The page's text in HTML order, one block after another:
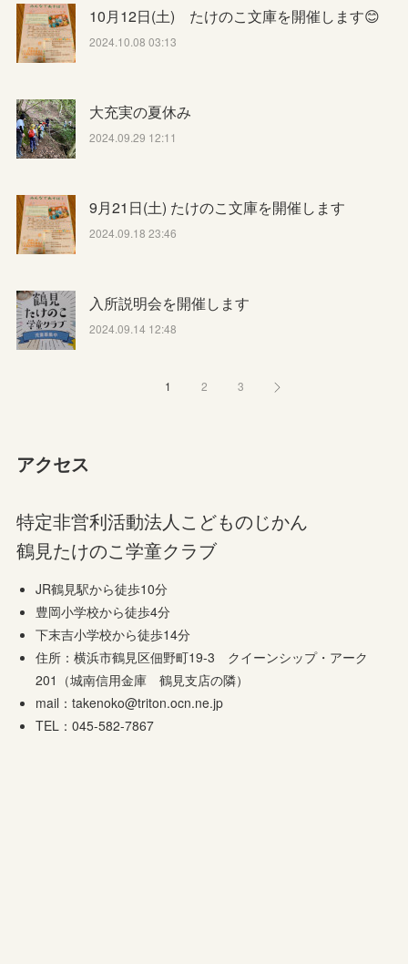
10月12日(土) たけのこ文庫を開催します😊
2024.10.08 03:13
大充実の夏休み
2024.09.29 12:11
9月21日(土) たけのこ文庫を開催します
2024.09.18 23:46
入所説明会を開催します
2024.09.14 12:48
1 2 3
アクセス
特定非営利活動法人こどものじかん
鶴見たけのこ学童クラブ
JR鶴見駅から徒歩10分
豊岡小学校から徒歩4分
下末吉小学校から徒歩14分
住所：横浜市鶴見区佃野町19-3 クイーンシップ・アーク
201（城南信用金庫 鶴見支店の隣）
mail：takenoko@triton.ocn.ne.jp
TEL：045-582-7867